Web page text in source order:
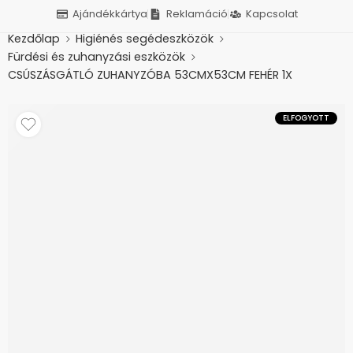
Ajándékkártya Reklamáció Kapcsolat
Kezdőlap
Higiénés segédeszközök
Fürdési és zuhanyzási eszközök
CSÚSZÁSGÁTLÓ ZUHANYZÓBA 53CMX53CM FEHÉR 1X
ELFOGYOTT